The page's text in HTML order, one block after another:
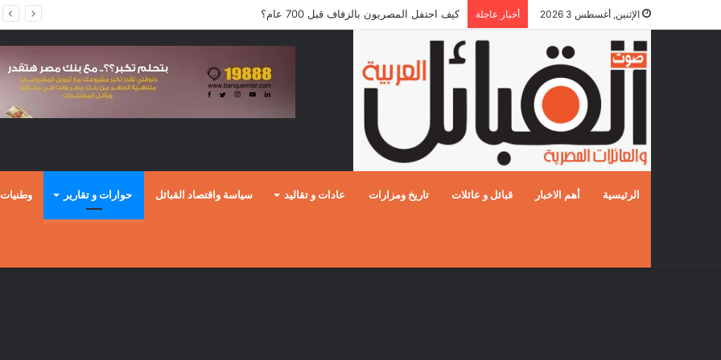
الإثنين, أغسطس 3 2026 أخبار عاجلة كيف احتفل المصريون بالزفاف قبل 700 عام؟
الرئيسية أهم الاخبار قبائل و عائلات تاريخ ومزارات عادات و تقاليد سياسة واقتصاد القبائل حوارات و تقارير وطنيات